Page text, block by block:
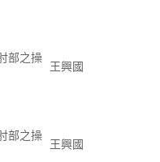
部之操
王興國
部之操
王興國